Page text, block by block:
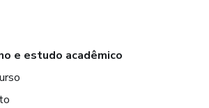
e estudo acadêmico